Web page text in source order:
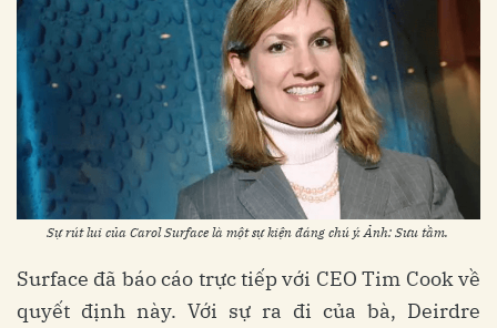
Sự rút lui của Carol Surface là một sự kiện đáng chú ý. Ảnh: Sưu tầm.
Surface đã báo cáo trực tiếp với CEO Tim Cook về
quyết định này. Với sự ra đi của bà, Deirdre